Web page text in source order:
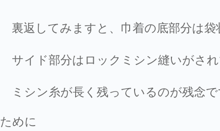
裏返してみますと、巾着の底部分は袋
サイド部分はロックミシン縫いがさ
ミシン糸が長く残っているのが残念
ために